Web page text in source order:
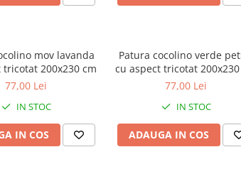
mov lavanda
tricotat 200x230 cm
77,00 Lei
IN STOC
IN COS
Patura cocolino verde
cu aspect tricotat
77,00 Lei
IN STOC
ADAUGA IN COS